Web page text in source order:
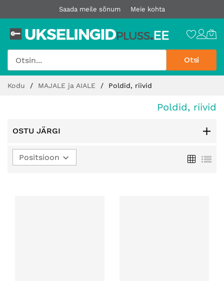
Saada meile sõnum Meie kohta
Otsi
sisu
Kodu MAJALE ja AIALE Poldid, riivid
Poldid, riivid
OSTU JÄRGI